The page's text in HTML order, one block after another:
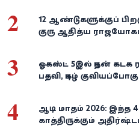
2
12 ஆண்டுகளுக்குப்
குரு ஆதித்ய
3
ஓகஸ்ட் 5இல் புதன் கடக
பதவி, புகழ்
4
ஆடி மாதம் 2026: இந்த
காத்திருக்கும்